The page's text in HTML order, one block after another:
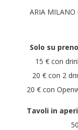
ARIA
Solo su
15 € con
20 € con 2
20 € con
Tavoli in